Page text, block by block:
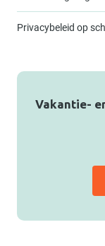
Privacybeleid op
Vakantie-